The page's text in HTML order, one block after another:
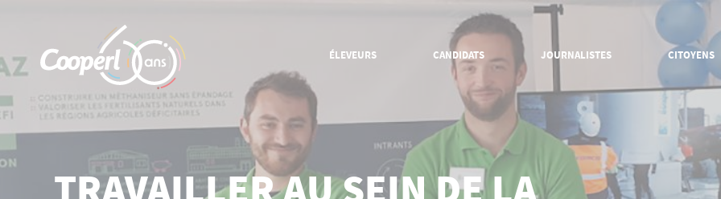
ÉLEVEURS CANDIDATS JOURNALISTES CITOYENS
CONNAÎTRE LA COOPÉRATIVE
International
COMPRENDRE NOS
ENGAGEMENTS
Rendre l'agriculture durable
Produire dans le respect des
animaux et de l'environnement
DÉCOUVRIR NOTRE
DYNAMIQUE
Innovation pour une
durable et performante
Innovation pour produire
TRAVAILLER AU SEIN DE LA